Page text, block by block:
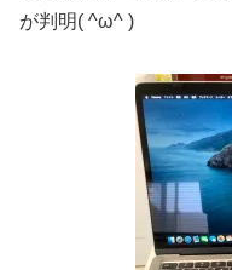
が判明( ^ω^ )